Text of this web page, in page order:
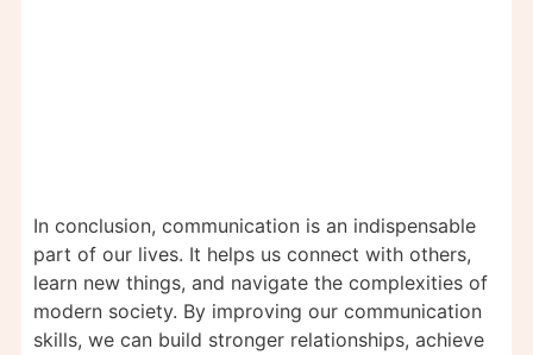
In conclusion, communication is an indispensable
part of our lives. It helps us connect with others,
learn new things, and navigate the complexities of
modern society. By improving our communication
skills, we can build stronger relationships, achieve